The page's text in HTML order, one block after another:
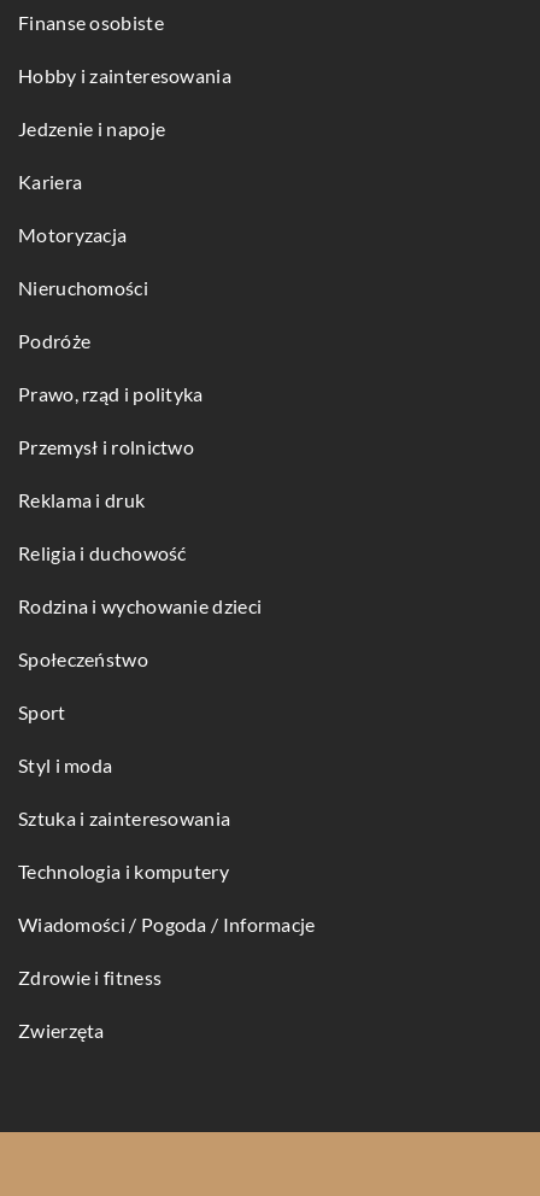
Finanse osobiste
Hobby i zainteresowania
Jedzenie i napoje
Kariera
Motoryzacja
Nieruchomości
Podróże
Prawo, rząd i polityka
Przemysł i rolnictwo
Reklama i druk
Religia i duchowość
Rodzina i wychowanie dzieci
Społeczeństwo
Sport
Styl i moda
Sztuka i zainteresowania
Technologia i komputery
Wiadomości / Pogoda / Informacje
Zdrowie i fitness
Zwierzęta